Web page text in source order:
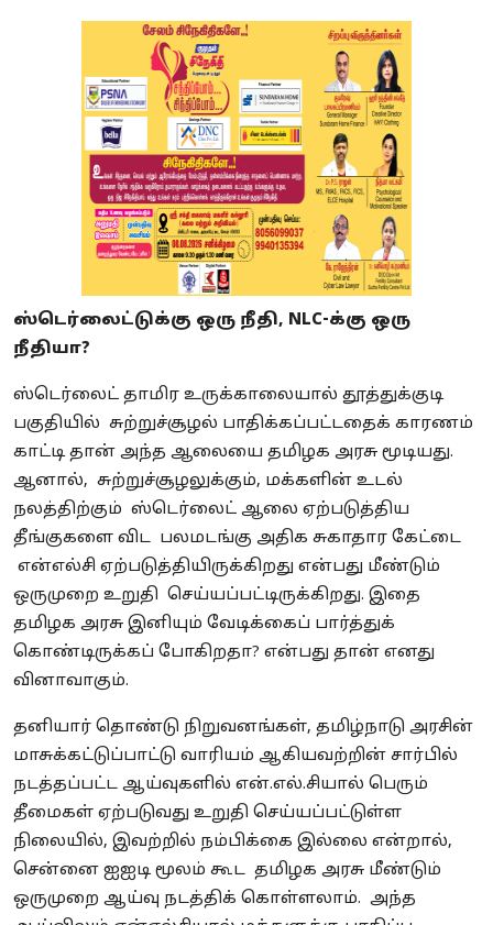
ஸ்டெர்லைட்டுக்கு ஒரு நீதி, NLC-க்கு ஒரு
நீதியா?
ஸ்டெர்லைட் தாமிர உருக்காலையால் தூத்துக்குடி
பகுதியில் சுற்றுச்சூழல் பாதிக்கப்பட்டதைக் காரணம்
காட்டி தான் அந்த ஆலையை தமிழக அரசு மூடியது.
ஆனால், சுற்றுச்சூழலுக்கும், மக்களின் உடல்
நலத்திற்கும் ஸ்டெர்லைட் ஆலை ஏற்படுத்திய
தீங்குகளை விட பலமடங்கு அதிக சுகாதார கேட்டை
என்எல்சி ஏற்படுத்தியிருக்கிறது என்பது மீண்டும்
ஒருமுறை உறுதி செய்யப்பட்டிருக்கிறது. இதை
தமிழக அரசு இனியும் வேடிக்கைப் பார்த்துக்
கொண்டிருக்கப் போகிறதா? என்பது தான் எனது
வினாவாகும்.
தனியார் தொண்டு நிறுவனங்கள், தமிழ்நாடு அரசின்
மாசுக்கட்டுப்பாட்டு வாரியம் ஆகியவற்றின் சார்பில்
நடத்தப்பட்ட ஆய்வுகளில் என்.எல்.சியால் பெரும்
தீமைகள் ஏற்படுவது உறுதி செய்யப்பட்டுள்ள
நிலையில், இவற்றில் நம்பிக்கை இல்லை என்றால்,
சென்னை ஐஐடி மூலம் கூட தமிழக அரசு மீண்டும்
ஒருமுறை ஆய்வு நடத்திக் கொள்ளலாம். அந்த